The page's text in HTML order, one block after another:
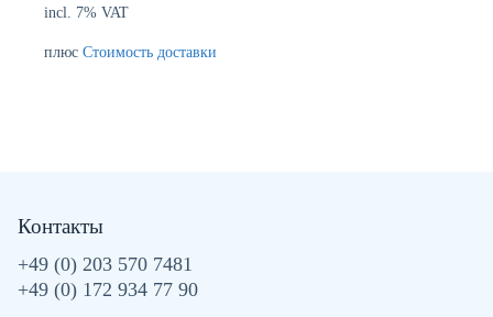
incl. 7% VAT
плюс Стоимость доставки
Контакты
+49 (0) 203 570 7481
+49 (0) 172 934 77 90